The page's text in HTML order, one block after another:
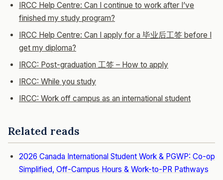
IRCC Help Centre: Can I continue to work after I’ve
finished my study program?
IRCC Help Centre: Can I apply for a 毕业后工签 before I
get my diploma?
IRCC: Post-graduation 工签 – How to apply
IRCC: While you study
IRCC: Work off campus as an international student
Related reads
2026 Canada International Student Work & PGWP: Co-op
Simplified, Off-Campus Hours & Work-to-PR Pathways